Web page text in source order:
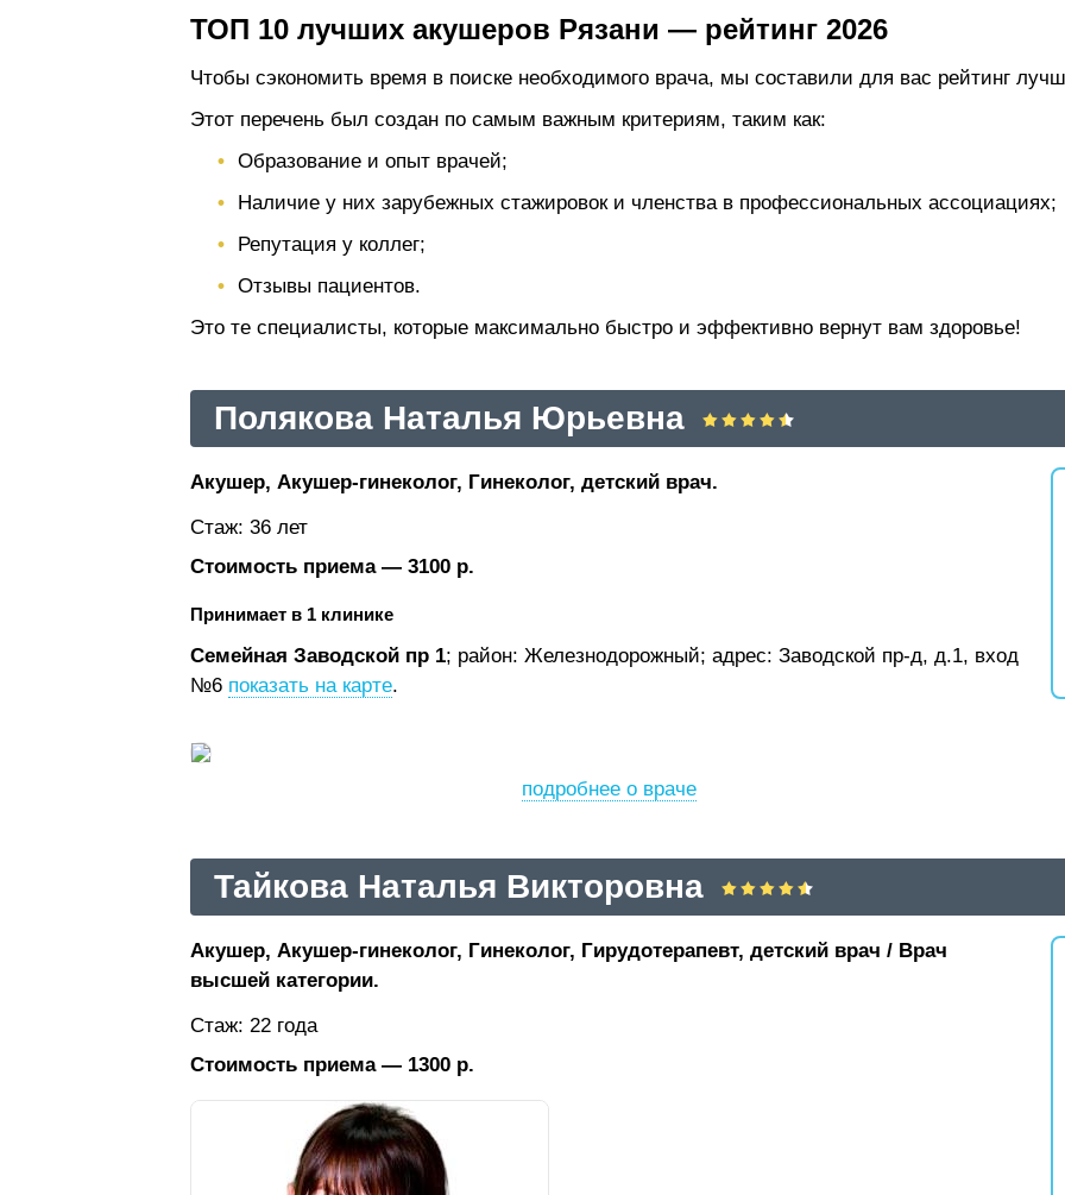
ТОП 10 лучших акушеров Рязани — рейтинг 2026
Чтобы сэкономить время в поиске необходимого врача, мы составили для вас рейтинг
Этот перечень был создан по самым важным критериям, таким как:
Образование и опыт врачей;
Наличие у них зарубежных стажировок и членства в профессиональных ассоциациях;
Репутация у коллег;
Отзывы пациентов.
Это те специалисты, которые максимально быстро и эффективно вернут вам здоровье!
Полякова Наталья Юрьевна
Акушер, Акушер-гинеколог, Гинеколог, детский врач.
Стаж: 36 лет
Стоимость приема — 3100 р.
Принимает в 1 клинике
Семейная Заводской пр 1; район: Железнодорожный; адрес: Заводской пр-д, д.1, вход
№6 показать на карте.
подробнее о враче
Тайкова Наталья Викторовна
Акушер, Акушер-гинеколог, Гинеколог, Гирудотерапевт, детский врач / Врач
высшей категории.
Стаж: 22 года
Стоимость приема — 1300 р.